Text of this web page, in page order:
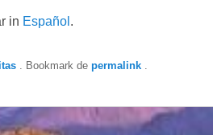
in Español .
. Bookmark de permalink